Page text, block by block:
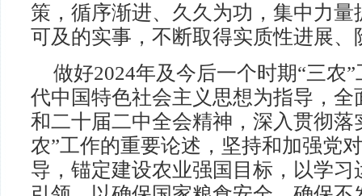
策，循序渐进、久久为功，集中力
可及的实事，不断取得实质性进展、
做好2024年及今后一个时期“三农
代中国特色社会主义思想为指导，
和二十届二中全会精神，深入贯彻落
农”工作的重要论述，坚持和加强党
导，锚定建设农业强国目标，以学习